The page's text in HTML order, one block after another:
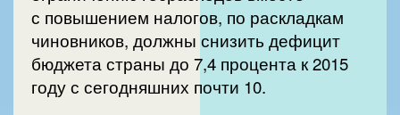
с повышением налогов, по раскладкам
чиновников, должны снизить дефицит
бюджета страны до 7,4 процента к 2015
году с сегодняшних почти 10.